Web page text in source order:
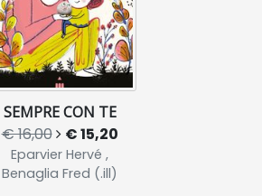
SEMPRE CON TE
€ 16,00 € 15,20
Eparvier Hervé ,
Benaglia Fred (.ill)